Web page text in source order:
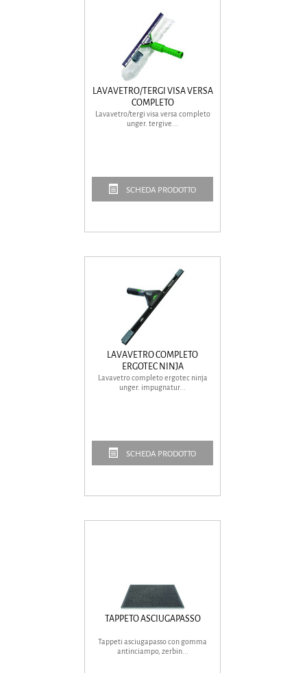
LAVAVETRO/TERGI VISA VERSA
COMPLETO
Lavavetro/tergi visa versa completo
unger. tergive...
SCHEDA PRODOTTO
LAVAVETRO COMPLETO
ERGOTEC NINJA
Lavavetro completo ergotec ninja
unger. impugnatur...
SCHEDA PRODOTTO
TAPPETO ASCIUGAPASSO
Tappeti asciugapasso con gomma
antinciampo, zerbin...